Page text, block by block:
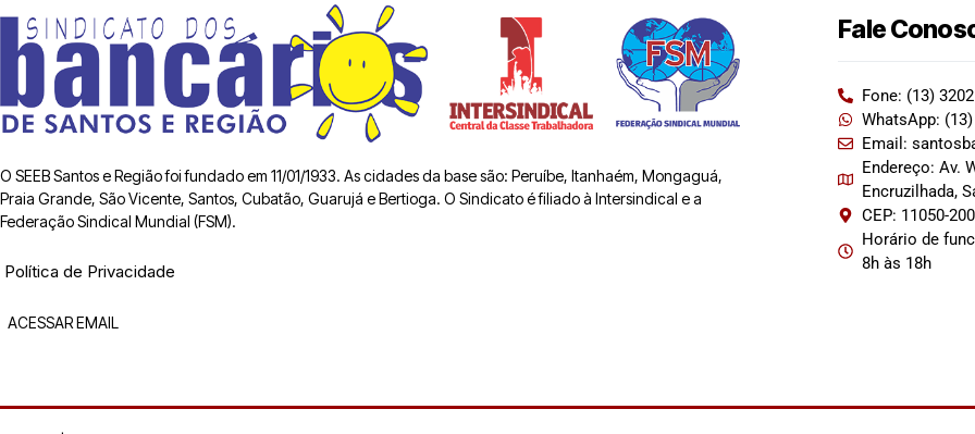
O SEEB Santos e Região foi fundado em 11/01/1933. As cidades da base são: Peruíbe, Itanhaém, Mongaguá,
Praia Grande, São Vicente, Santos, Cubatão, Guarujá e Bertioga. O Sindicato é filiado à Intersindical e a
Federação Sindical Mundial (FSM).
Política de Privacidade
ACESSAR EMAIL
Fale
Fone: (13)
WhatsApp:
Email:
Endereço: Av.
Encruzilhada,
CEP: 11050-200
Horário de
8h às 18h